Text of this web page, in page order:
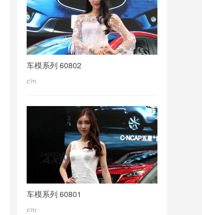
车模系列 60802
c'm
车模系列 60801
c'm